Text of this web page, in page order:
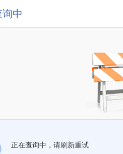
中
正在查询中，请刷新重试